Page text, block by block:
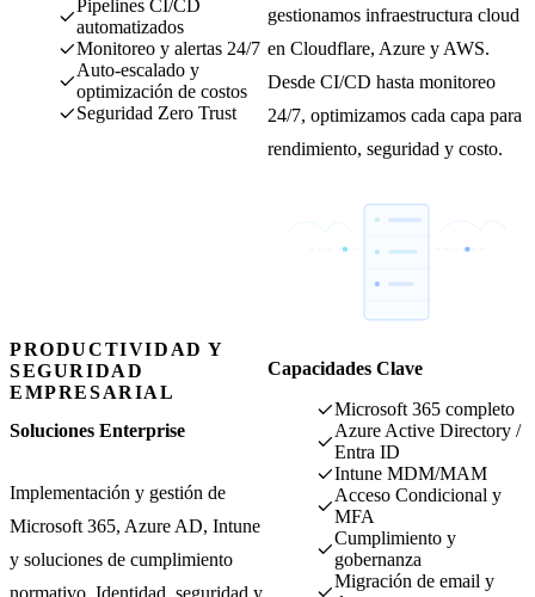
gestionamos infraestructura cloud
en Cloudflare, Azure y AWS.
Desde CI/CD hasta monitoreo
24/7, optimizamos cada capa para
rendimiento, seguridad y costo.
Pipelines CI/CD
automatizados
Monitoreo y alertas 24/7
Auto-escalado y
optimización de costos
Seguridad Zero Trust
PRODUCTIVIDAD Y
SEGURIDAD
EMPRESARIAL
Soluciones Enterprise
Implementación y gestión de
Microsoft 365, Azure AD, Intune
y soluciones de cumplimiento
normativo. Identidad, seguridad y
Capacidades Clave
Microsoft 365 completo
Azure Active Directory /
Entra ID
Intune MDM/MAM
Acceso Condicional y
MFA
Cumplimiento y
gobernanza
Migración de email y